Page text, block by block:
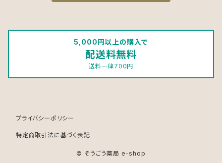
5,000円以上の購入で
配送料無料
送料一律700円
プライバシーポリシー
特定商取引法に基づく表記
© そうごう薬局 e-shop